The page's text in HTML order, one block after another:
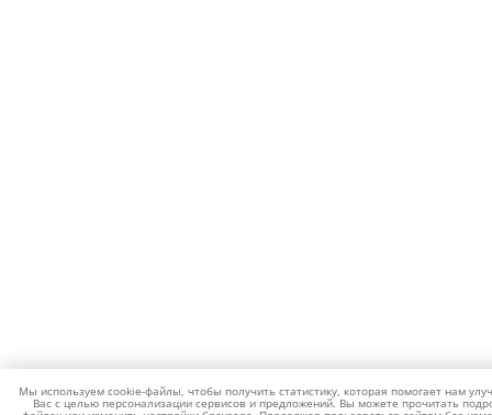
Мы используем cookie-файлы, чтобы получить статистику, которая помогает нам
Вас с целью персонализации сервисов и предложений. Вы можете прочитать